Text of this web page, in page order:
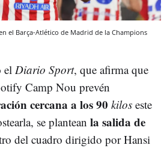
el Barça-Atlético de Madrid de la Champions
el Diario Sport, que afirma que
Camp Nou prevén
cercana a los 90 kilos este
se plantean la salida de
del cuadro dirigido por Hansi